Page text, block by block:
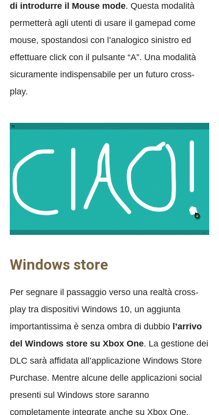
di introdurre il Mouse mode. Questa modalità
permetterà agli utenti di usare il gamepad come
mouse, spostandosi con l’analogico sinistro ed
effettuare click con il pulsante “A”. Una modalità
sicuramente indispensabile per un futuro cross-
play.
Windows store
Per segnare il passaggio verso una realtà cross-
play tra dispositivi Windows 10, un aggiunta
importantissima è senza ombra di dubbio l’arrivo
del Windows store su Xbox One. La gestione dei
DLC sarà affidata all’applicazione Windows Store
Purchase. Mentre alcune delle applicazioni social
presenti sul Windows store saranno
completamente integrate anche su Xbox One.